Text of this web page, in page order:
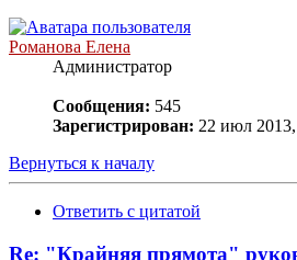
Романова Елена
Администратор
Сообщения: 545
Зарегистрирован: 22 июл
Вернуться к началу
Ответить с цитатой
Re: "Крайняя прямота"